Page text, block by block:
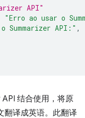
API"
"Erro ao usar o
Summarizer API:" ,
结合使用，将原
翻译成英语。此翻译